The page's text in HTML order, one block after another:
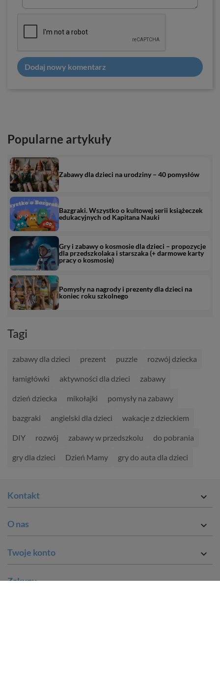
Dodaj nowy komentarz
Popularne artykuły
Zabawy dla dzieci na urodziny – 40 pomysłów
Bazgraki. Wszystko o kultowej serii książeczek
edukacyjnych od Kapitana Nauki
Gry i zabawy o kosmosie dla dzieci – propozycje
dla przedszkolaka i starszaka (+ darmowe karty
pracy o kosmosie)
Pomysły na nagrody i prezenty dla dzieci na
koniec roku szkolnego
Tagi
zabawy dla dzieci prezent puzzle rozwój dziecka
łamigłówki aktywności dla dzieci zabawy
dzień dziecka mikołajki pomysły na zabawy
bazgraki angielski dla dzieci wakacje z dzieckiem
DIY rozwój zabawy w przedszkolu do pobrania
gry dla dzieci Dzień Mamy gry do auta dla dzieci
Kontakt 
O nas 
Twoje konto 
Zakupy 